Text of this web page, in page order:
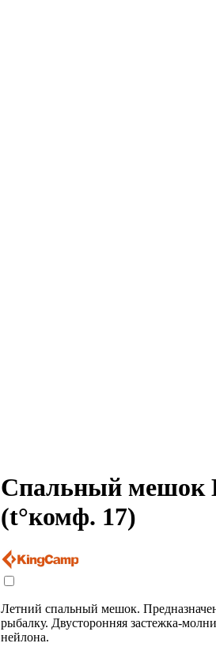
Спальный мешок
(t°комф. 17)
Летний спальный мешок.
рыбалку. Двусторонняя застежка-
нейлона.